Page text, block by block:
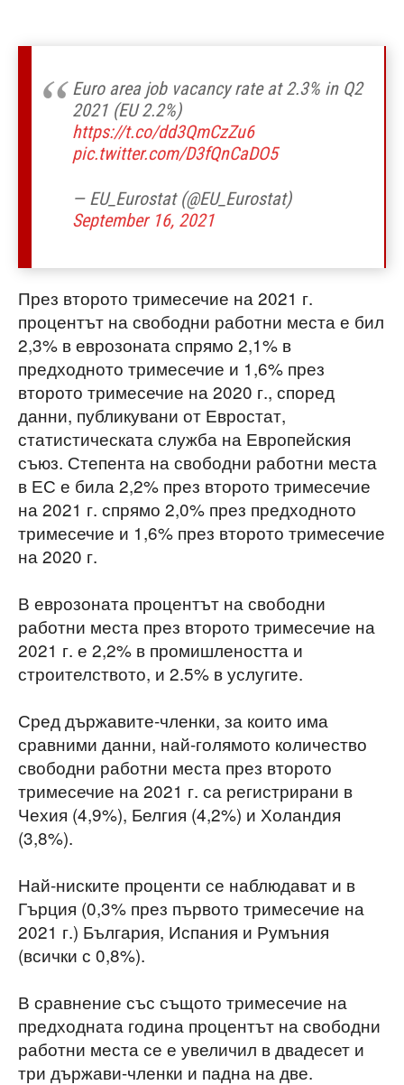
Euro area job vacancy rate at 2.3% in Q2
2021 (EU 2.2%)
https://t.co/dd3QmCzZu6
pic.twitter.com/D3fQnCaDO5
— EU_Eurostat (@EU_Eurostat)
September 16, 2021
През второто тримесечие на 2021 г.
процентът на свободни работни места е бил
2,3% в еврозоната спрямо 2,1% в
предходното тримесечие и 1,6% през
второто тримесечие на 2020 г., според
данни, публикувани от Евростат,
статистическата служба на Европейския
съюз. Степента на свободни работни места
в ЕС е била 2,2% през второто тримесечие
на 2021 г. спрямо 2,0% през предходното
тримесечие и 1,6% през второто тримесечие
на 2020 г.
В еврозоната процентът на свободни
работни места през второто тримесечие на
2021 г. е 2,2% в промишлеността и
строителството, и 2.5% в услугите.
Сред държавите-членки, за които има
сравними данни, най-голямото количество
свободни работни места през второто
тримесечие на 2021 г. са регистрирани в
Чехия (4,9%), Белгия (4,2%) и Холандия
(3,8%).
Най-ниските проценти се наблюдават и в
Гърция (0,3% през първото тримесечие на
2021 г.) България, Испания и Румъния
(всички с 0,8%).
В сравнение със същото тримесечие на
предходната година процентът на свободни
работни места се е увеличил в двадесет и
три държави-членки и падна на две.